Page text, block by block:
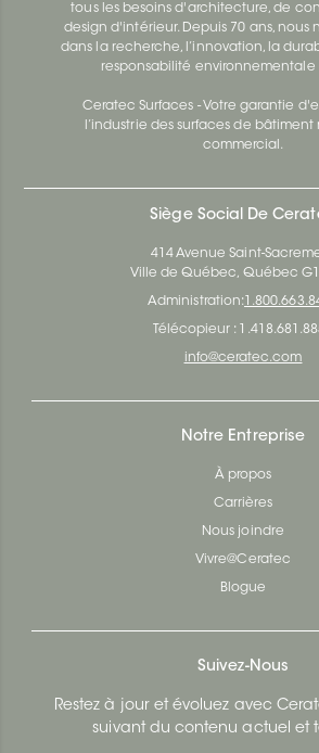
tous les besoins d'architecture, de
design d'intérieur. Depuis 70 ans, nous
dans la recherche, l’innovation, la
responsabilité environnementale
Ceratec Surfaces - Votre garantie
l’industrie des surfaces de
commercial.
Siège Social De
414 Avenue Saint-
Ville de Québec, Québec
Administration:
Télécopieur :
info@ceratec.com
Notre Entreprise
À propos
Carrières
Nous joindre
Vivre@Ceratec
Blogue
Suivez-Nous
Restez à jour et évoluez avec
suivant du contenu actuel et